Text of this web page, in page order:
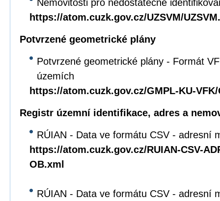
Nemovitosti pro nedostatečně
https://atom.cuzk.gov.cz/UZSVM/
Potvrzené geometrické plány
Potvrzené geometrické plány - Formát
územích
https://atom.cuzk.gov.cz/GMPL-KU-
Registr územní identifikace, adres a
RÚIAN - Data ve formátu CSV - adresní
https://atom.cuzk.gov.cz/RUIAN-CSV-
OB.xml
RÚIAN - Data ve formátu CSV - adresní